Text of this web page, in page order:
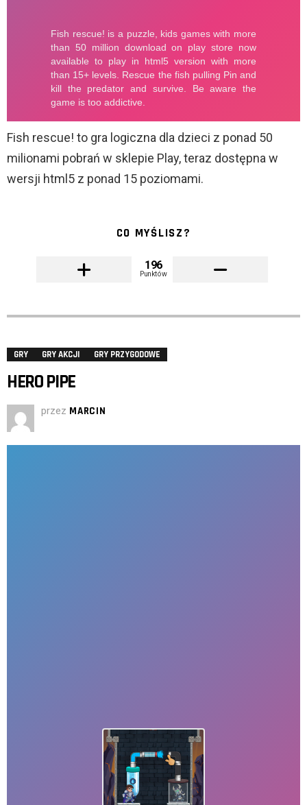
Fish rescue! to gra logiczna dla dzieci z ponad 50
milionami pobrań w sklepie Play, teraz dostępna w
wersji html5 z ponad 15 poziomami.
CO MYŚLISZ?
196
Punktów
GRY GRY AKCJI GRY PRZYGODOWE
HERO PIPE
przez MARCIN